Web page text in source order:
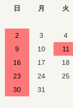
日
月 火
2
3 4
9
10 11
16
17 18
23
24 25
30
31